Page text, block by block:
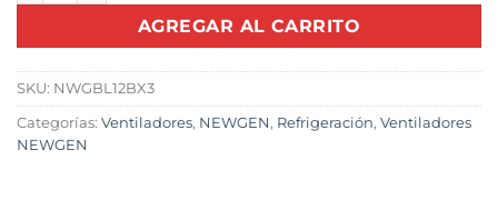
AGREGAR AL CARRITO
SKU: NWGBL12BX3
Categorías: Ventiladores, NEWGEN , Refrigeración, Ventiladores
NEWGEN